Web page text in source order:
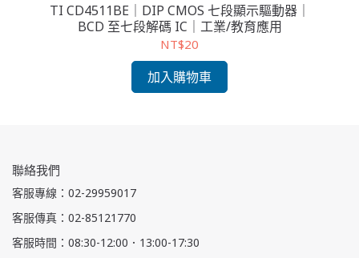
TI CD4511BE｜DIP CMOS 七段顯示驅動器｜
BCD 至七段解碼 IC｜工業/教育應用
NT$20
加入購物車
聯絡我們
客服專線：02-29959017
客服傳真：02-85121770
客服時間：08:30-12:00．13:00-17:30